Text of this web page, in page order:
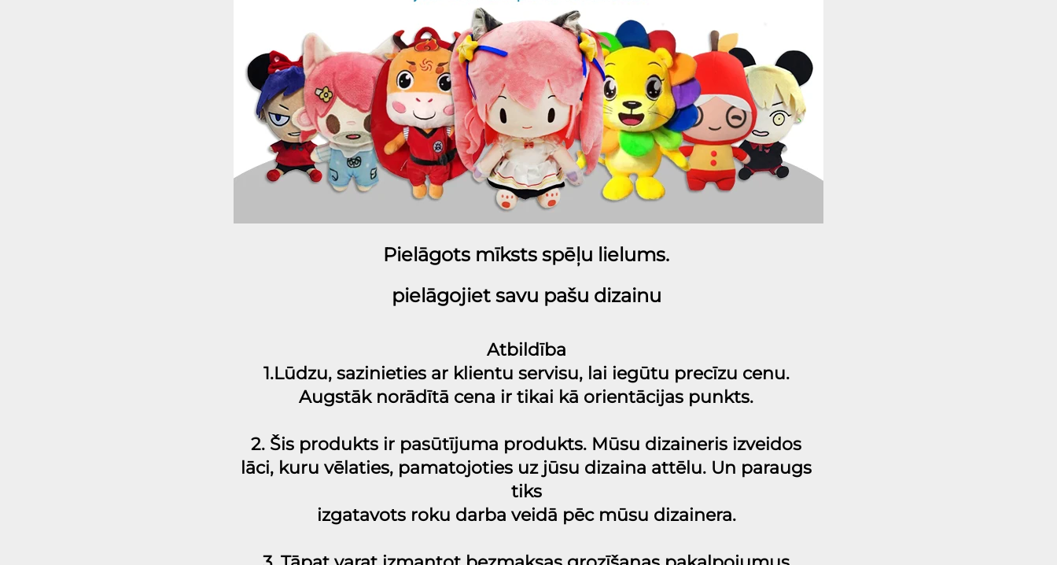
Pielāgots mīksts spēļu lielums.
pielāgojiet savu pašu dizainu
Atbildība
1.Lūdzu, sazinieties ar klientu servisu, lai iegūtu precīzu cenu.
Augstāk norādītā cena ir tikai kā orientācijas punkts.
2. Šis produkts ir pasūtījuma produkts. Mūsu dizaineris izveidos
lāci, kuru vēlaties, pamatojoties uz jūsu dizaina attēlu. Un paraugs
tiks
izgatavots roku darba veidā pēc mūsu dizainera.